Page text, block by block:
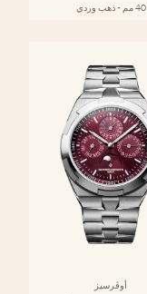
40 مم - ذهب وردي
أوڤرسيز